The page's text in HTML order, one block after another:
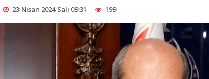
23 Nisan 2024 Salı 09:31 199